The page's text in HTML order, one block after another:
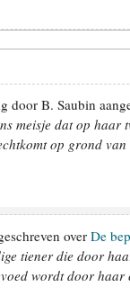
door B. Saubin
meisje dat op haar
op grond
over De
tiener die door
wordt door haar